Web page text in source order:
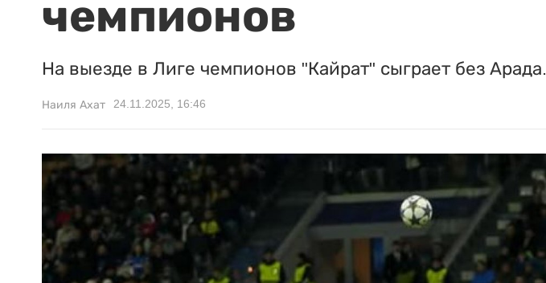
чемпионов
На выезде в Лиге чемпионов "Кайрат" сыграет без Арада.
Наиля Ахат 24.11.2025, 16:46